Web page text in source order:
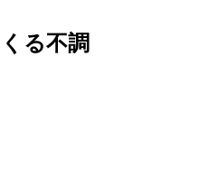
る不調